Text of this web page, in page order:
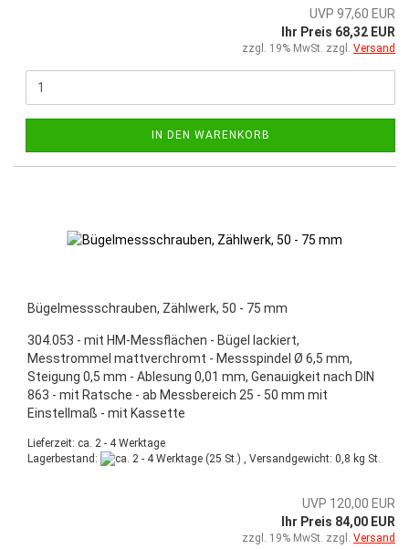
UVP 97,60 EUR
Ihr Preis 68,32 EUR
zzgl. 19% MwSt. zzgl. Versand
IN DEN WARENKORB
Bügelmessschrauben, Zählwerk, 50 - 75 mm
304.053 - mit HM-Messflächen - Bügel lackiert,
Messtrommel mattverchromt - Messspindel Ø 6,5 mm,
Steigung 0,5 mm - Ablesung 0,01 mm, Genauigkeit nach DIN
863 - mit Ratsche - ab Messbereich 25 - 50 mm mit
Einstellmaß - mit Kassette
Lieferzeit: ca. 2 - 4 Werktage
Lagerbestand:
(25 St.) , Versandgewicht: 0,8 kg St.
UVP 120,00 EUR
Ihr Preis 84,00 EUR
zzgl. 19% MwSt. zzgl. Versand